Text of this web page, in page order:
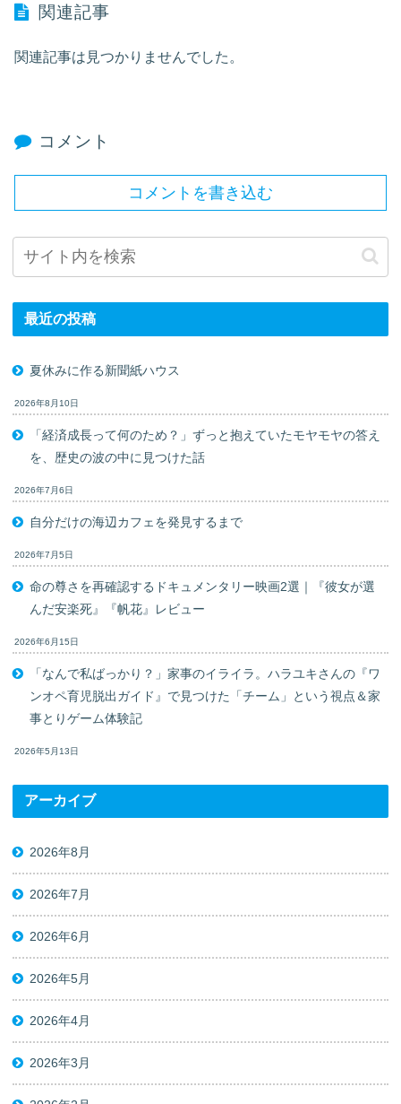
関連記事
関連記事は見つかりませんでした。
コメント
コメントを書き込む
最近の投稿
夏休みに作る新聞紙ハウス
2026年8月10日
「経済成長って何のため？」ずっと抱えていたモヤモヤの答え
を、歴史の波の中に見つけた話
2026年7月6日
自分だけの海辺カフェを発見するまで
2026年7月5日
命の尊さを再確認するドキュメンタリー映画2選｜『彼女が選
んだ安楽死』『帆花』レビュー
2026年6月15日
「なんで私ばっかり？」家事のイライラ。ハラユキさんの『ワ
ンオペ育児脱出ガイド』で見つけた「チーム」という視点＆家
事とりゲーム体験記
2026年5月13日
アーカイブ
2026年8月
2026年7月
2026年6月
2026年5月
2026年4月
2026年3月